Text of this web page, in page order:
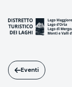
contenuto
principale
Eventi